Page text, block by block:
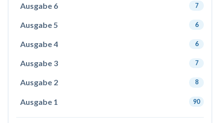
Ausgabe 6 7
Ausgabe 5 6
Ausgabe 4 6
Ausgabe 3 7
Ausgabe 2 8
Ausgabe 1 90